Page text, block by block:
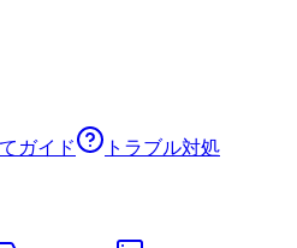
ガイド トラブル対処